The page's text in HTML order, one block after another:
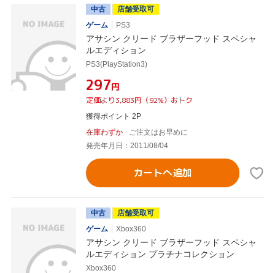
中古
店舗受取可
ゲーム
PS3
アサシン クリード ブラザーフッド スペシャ
ルエディション
PS3(PlayStation3)
¥297円
定価より3,883円（92%）おトク
獲得ポイント 2P
在庫わずか
ご注文はお早めに
発売年月日：2011/08/04
カートへ追加
中古
店舗受取可
ゲーム
Xbox360
アサシン クリード ブラザーフッド スペシャ
ルエディション プラチナコレクション
Xbox360